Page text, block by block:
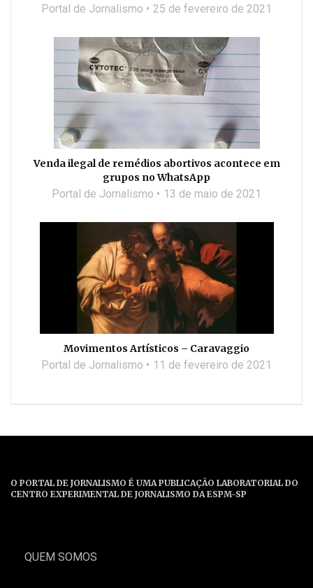
Portal de Jornalismo 25 de fevereiro de 2021
Venda ilegal de remédios abortivos acontece em
grupos no WhatsApp
Portal de Jornalismo 13 de maio de 2021
Movimentos Artísticos – Caravaggio
Portal de Jornalismo 11 de fevereiro de 2021
O PORTAL DE JORNALISMO É UMA PUBLICAÇÃO LABORATORIAL DO
CENTRO EXPERIMENTAL DE JORNALISMO DA ESPM-SP
QUEM SOMOS